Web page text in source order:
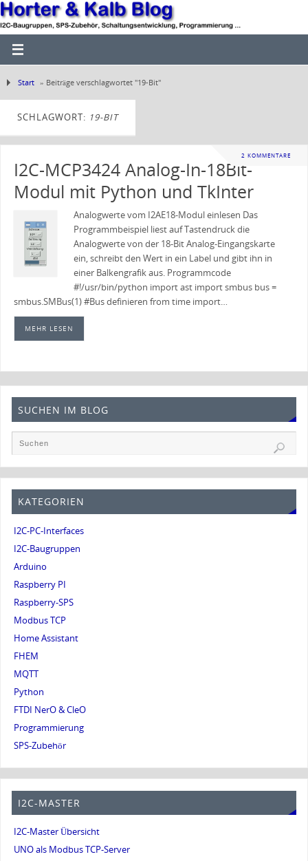
Start » Beiträge verschlagwortet "19-Bit"
SCHLAGWORT: 19-BIT
2 KOMMENTARE
I2C-MCP3424 Analog-In-18Bit-
Modul mit Python und TkInter
Analogwerte vom I2AE18-Modul einlesen Das
Programmbeispiel liest auf Tastendruck die
Analogwerte von der 18-Bit Analog-Eingangskarte
ein, schreibt den Wert in ein Label und gibt ihn in
einer Balkengrafik aus. Programmcode
#!/usr/bin/python import ast import smbus bus =
smbus.SMBus(1) #Bus definieren from time import…
MEHR LESEN
SUCHEN IM BLOG
KATEGORIEN
I2C-PC-Interfaces
I2C-Baugruppen
Arduino
Raspberry PI
Raspberry-SPS
Modbus TCP
Home Assistant
FHEM
MQTT
Python
FTDI NerO & CleO
Programmierung
SPS-Zubehör
I2C-MASTER
I2C-Master Übersicht
UNO als Modbus TCP-Server